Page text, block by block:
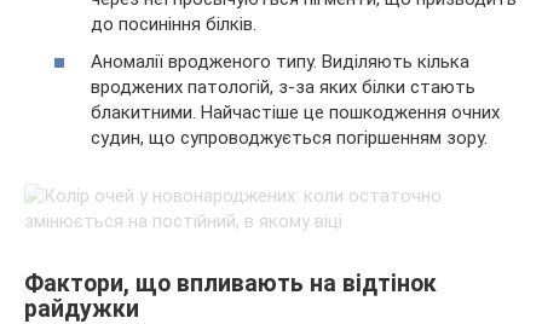
до посиніння білків.
Аномалії вродженого типу. Виділяють кілька
вроджених патологій, з-за яких білки стають
блакитними. Найчастіше це пошкодження очних
судин, що супроводжується погіршенням зору.
Фактори, що впливають на відтінок
райдужки